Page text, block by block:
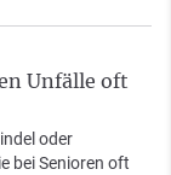
Unfälle oft
oder
bei Senioren oft